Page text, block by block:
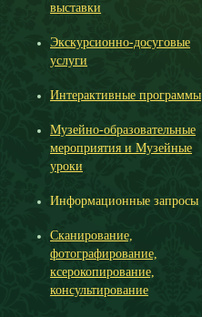
выставки
Экскурсионно-досуговые
услуги
Интерактивные программы
Музейно-образовательные
мероприятия и Музейные
уроки
Информационные запросы
Cканирование,
фотографирование,
ксерокопирование,
консультирование